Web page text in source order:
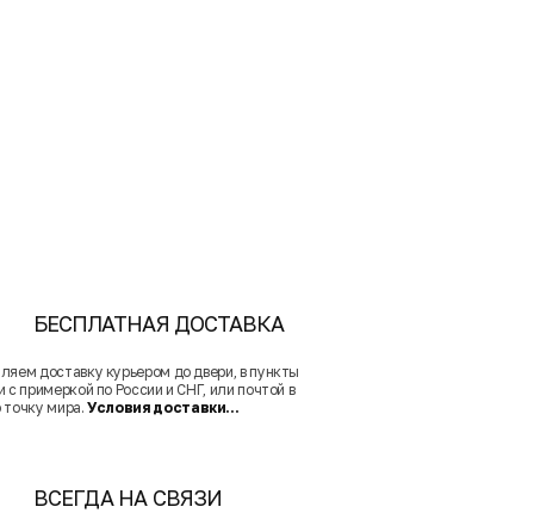
БЕСПЛАТНАЯ ДОСТАВКА
доставку курьером до двери, в пункты
с примеркой по России и СНГ, или почтой в
мира.Условия доставки...
ВСЕГДА НА СВЯЗИ